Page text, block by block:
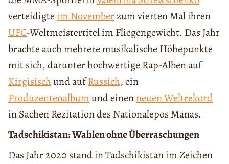
verteidigte im Novemberzum vierten Mal ihren
UFC-Weltmeistertitel im Fliegengewicht. Das Jahr
brachte auch mehrere musikalische Höhepunkte
mit sich, darunter hochwertige Rap-Alben auf
Kirgisischund aufRussich, ein
Produzentenalbumund einenneuen Weltrekord
in Sachen Rezitation des Nationalepos Manas.
Tadschikistan: Wahlen ohne Überraschungen
Das Jahr 2020 stand in Tadschikistan im Zeichen